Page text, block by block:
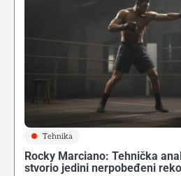
Tehnika
Rocky Marciano: Tehnička
stvorio jedini nerpobeđeni